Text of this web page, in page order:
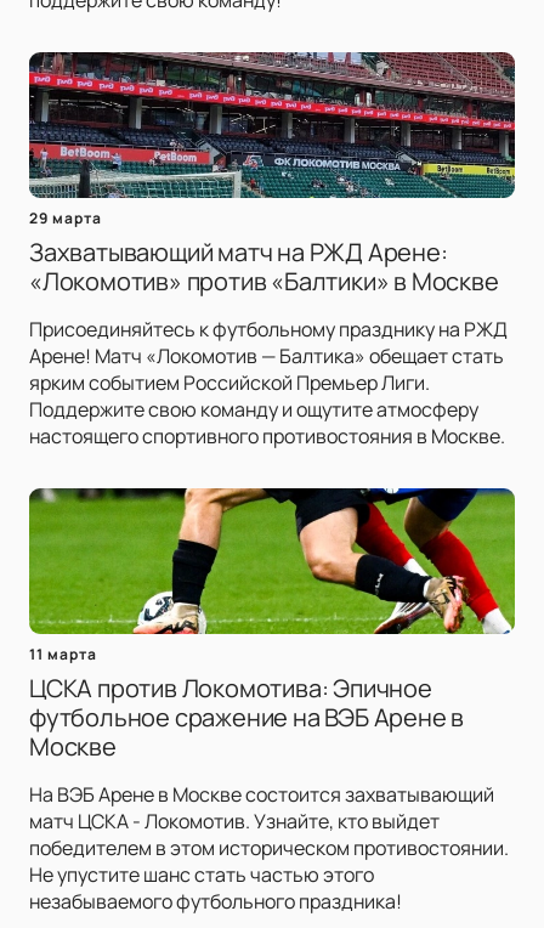
29 марта
Захватывающий матч на РЖД Арене:
«Локомотив» против «Балтики» в Москве
Присоединяйтесь к футбольному празднику на РЖД
Арене! Матч «Локомотив — Балтика» обещает стать
ярким событием Российской Премьер Лиги.
Поддержите свою команду и ощутите атмосферу
настоящего спортивного противостояния в Москве.
11 марта
ЦСКА против Локомотива: Эпичное
футбольное сражение на ВЭБ Арене в
Москве
На ВЭБ Арене в Москве состоится захватывающий
матч ЦСКА - Локомотив. Узнайте, кто выйдет
победителем в этом историческом противостоянии.
Не упустите шанс стать частью этого
незабываемого футбольного праздника!